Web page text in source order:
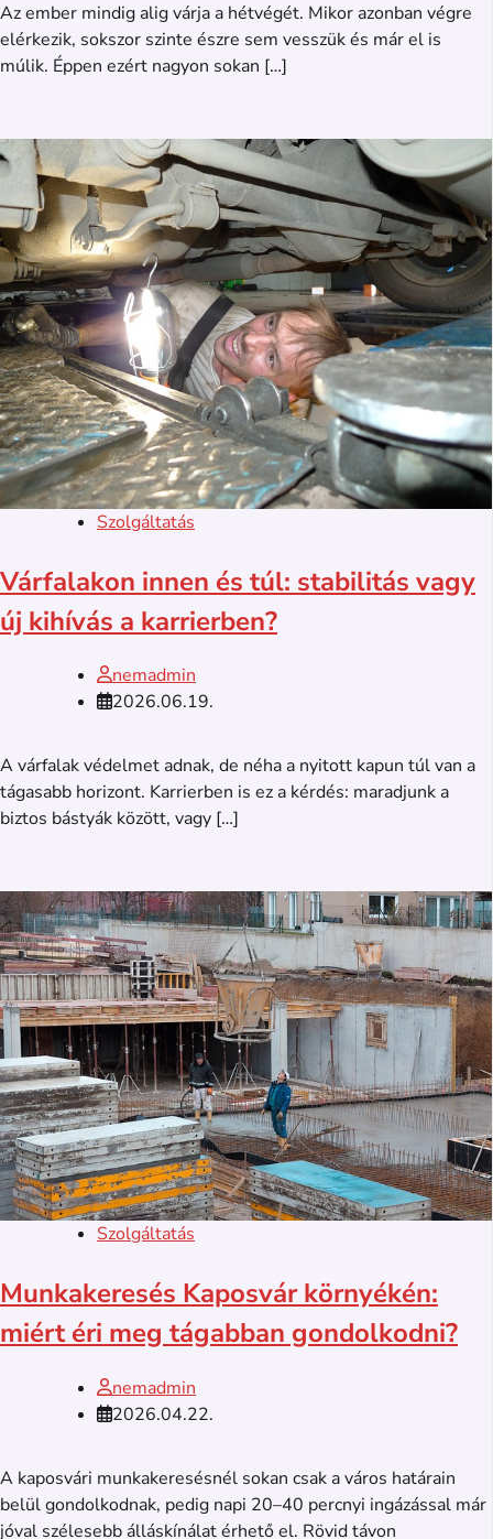
Az ember mindig alig várja a hétvégét. Mikor azonban végre
elérkezik, sokszor szinte észre sem vesszük és már el is
múlik. Éppen ezért nagyon sokan […]
Szolgáltatás
Várfalakon innen és túl: stabilitás vagy
új kihívás a karrierben?
nemadmin
2026.06.19.
A várfalak védelmet adnak, de néha a nyitott kapun túl van a
tágasabb horizont. Karrierben is ez a kérdés: maradjunk a
biztos bástyák között, vagy […]
Szolgáltatás
Munkakeresés Kaposvár környékén:
miért éri meg tágabban gondolkodni?
nemadmin
2026.04.22.
A kaposvári munkakeresésnél sokan csak a város határain
belül gondolkodnak, pedig napi 20–40 percnyi ingázással már
jóval szélesebb álláskínálat érhető el. Rövid távon